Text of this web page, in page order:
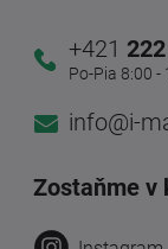
+421
Po-Pia 8:00 -
info@i-
Zostaňme v